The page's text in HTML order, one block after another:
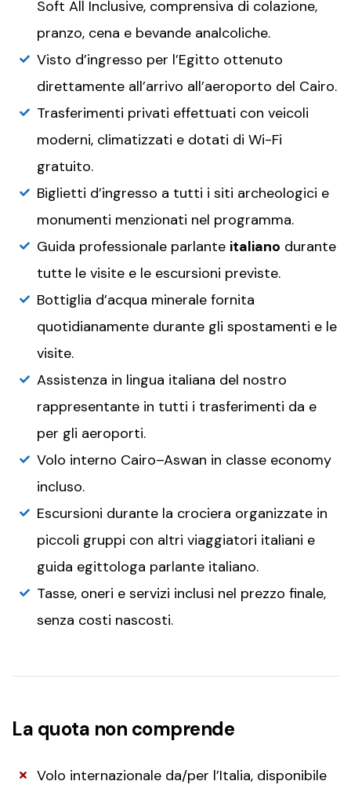
Soft All Inclusive, comprensiva di colazione,
pranzo, cena e bevande analcoliche.
Visto d’ingresso per l’Egitto ottenuto
direttamente all’arrivo all’aeroporto del Cairo.
Trasferimenti privati effettuati con veicoli
moderni, climatizzati e dotati di Wi-Fi
gratuito.
Biglietti d’ingresso a tutti i siti archeologici e
monumenti menzionati nel programma.
Guida professionale parlante italiano durante
tutte le visite e le escursioni previste.
Bottiglia d’acqua minerale fornita
quotidianamente durante gli spostamenti e le
visite.
Assistenza in lingua italiana del nostro
rappresentante in tutti i trasferimenti da e
per gli aeroporti.
Volo interno Cairo–Aswan in classe economy
incluso.
Escursioni durante la crociera organizzate in
piccoli gruppi con altri viaggiatori italiani e
guida egittologa parlante italiano.
Tasse, oneri e servizi inclusi nel prezzo finale,
senza costi nascosti.
La quota non comprende
Volo internazionale da/per l’Italia, disponibile